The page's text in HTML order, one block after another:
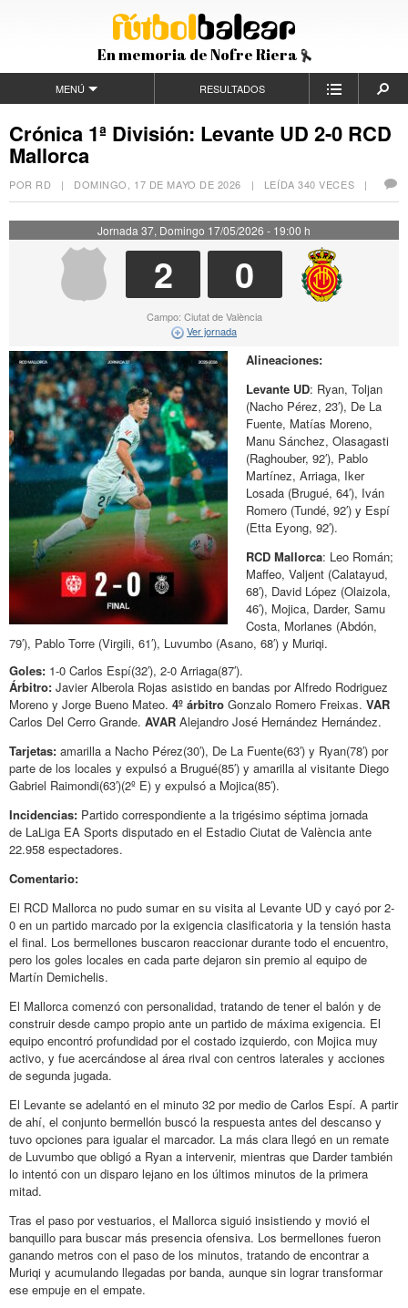
En memoria de Nofre Riera
MENÚ RESULTADOS
Crónica 1ª División: Levante UD 2-0 RCD
Mallorca
POR RD | DOMINGO, 17 DE MAYO DE 2026 | LEÍDA 340 VECES |
Jornada 37, Domingo 17/05/2026 - 19:00 h
2 0
Campo: Ciutat de València
Ver jornada
Alineaciones:
Levante UD: Ryan, Toljan
(Nacho Pérez, 23′), De La
Fuente, Matías Moreno,
Manu Sánchez, Olasagasti
(Raghouber, 92′), Pablo
Martínez, Arriaga, Iker
Losada (Brugué, 64′), Iván
Romero (Tundé, 92′) y Espí
(Etta Eyong, 92′).
RCD Mallorca: Leo Román;
Maffeo, Valjent (Calatayud,
68′), David López (Olaizola,
46′), Mojica, Darder, Samu
Costa, Morlanes (Abdón,
79′), Pablo Torre (Virgili, 61′), Luvumbo (Asano, 68′) y Muriqi.
Goles: 1-0 Carlos Espí(32′), 2-0 Arriaga(87′).
Árbitro: Javier Alberola Rojas asistido en bandas por Alfredo Rodriguez
Moreno y Jorge Bueno Mateo. 4º árbitro Gonzalo Romero Freixas. VAR
Carlos Del Cerro Grande. AVAR Alejandro José Hernández Hernández.
Tarjetas: amarilla a Nacho Pérez(30′), De La Fuente(63′) y Ryan(78′) por
parte de los locales y expulsó a Brugué(85′) y amarilla al visitante Diego
Gabriel Raimondi(63′)(2º E) y expulsó a Mojica(85′).
Incidencias: Partido correspondiente a la trigésimo séptima jornada
de LaLiga EA Sports disputado en el Estadio Ciutat de València ante
22.958 espectadores.
Comentario:
El RCD Mallorca no pudo sumar en su visita al Levante UD y cayó por 2-
0 en un partido marcado por la exigencia clasificatoria y la tensión hasta
el final. Los bermellones buscaron reaccionar durante todo el encuentro,
pero los goles locales en cada parte dejaron sin premio al equipo de
Martín Demichelis.
El Mallorca comenzó con personalidad, tratando de tener el balón y de
construir desde campo propio ante un partido de máxima exigencia. El
equipo encontró profundidad por el costado izquierdo, con Mojica muy
activo, y fue acercándose al área rival con centros laterales y acciones
de segunda jugada.
El Levante se adelantó en el minuto 32 por medio de Carlos Espí. A partir
de ahí, el conjunto bermellón buscó la respuesta antes del descanso y
tuvo opciones para igualar el marcador. La más clara llegó en un remate
de Luvumbo que obligó a Ryan a intervenir, mientras que Darder también
lo intentó con un disparo lejano en los últimos minutos de la primera
mitad.
Tras el paso por vestuarios, el Mallorca siguió insistiendo y movió el
banquillo para buscar más presencia ofensiva. Los bermellones fueron
ganando metros con el paso de los minutos, tratando de encontrar a
Muriqi y acumulando llegadas por banda, aunque sin lograr transformar
ese empuje en el empate.